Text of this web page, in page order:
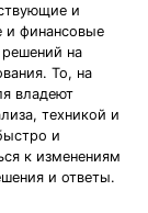
и
и финансовые
на
То, на
владеют
техникой и
и
к изменениям
и ответы.